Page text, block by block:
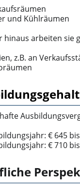
und Kühlräumen
hinaus arbeiten sie
z.B. an
€ 645
€ 710